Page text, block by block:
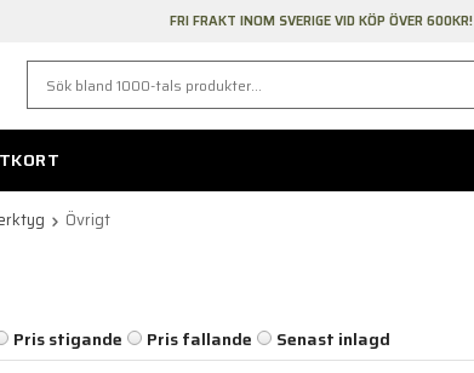
FRI FRAKT INOM SVERIGE VID KÖP ÖVER 600KR!
Övrigt
Pris stigande Pris fallande
Senast inlagd